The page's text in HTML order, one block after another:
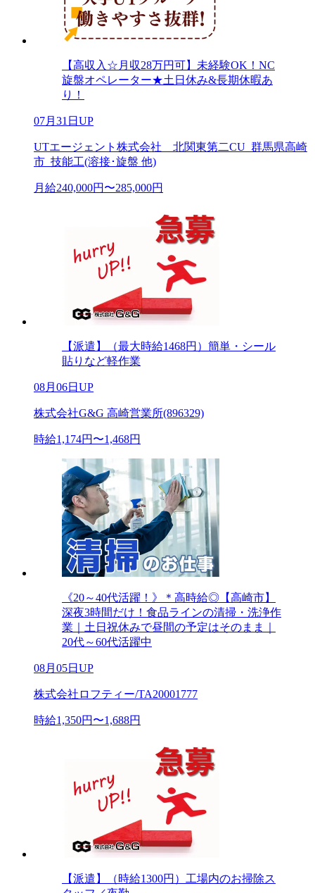
【高収入☆月収28万円可】未経験OK！NC
旋盤オペレーター★土日休み&長期休暇あ
り！
07月31日UP
UTエージェント株式会社 北関東第二CU_群馬県高崎
市_技能工(溶接･旋盤 他)
月給240,000円〜285,000円
【派遣】（最大時給1468円）簡単・シール
貼りなど軽作業
08月06日UP
株式会社G&G 高崎営業所(896329)
時給1,174円〜1,468円
《20～40代活躍！》＊高時給◎【高崎市】
深夜3時間だけ！食品ラインの清掃・洗浄作
業｜土日祝休みで昼間の予定はそのまま｜
20代～60代活躍中
08月05日UP
株式会社ロフティー/TA20001777
時給1,350円〜1,688円
【派遣】（時給1300円）工場内のお掃除ス